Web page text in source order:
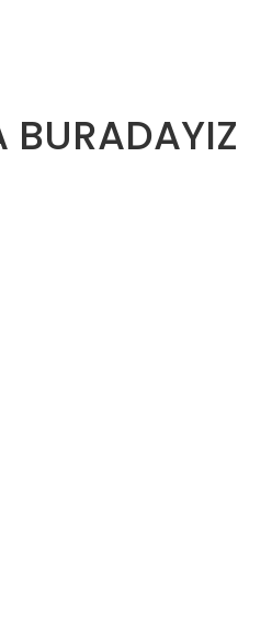
BURADAYIZ